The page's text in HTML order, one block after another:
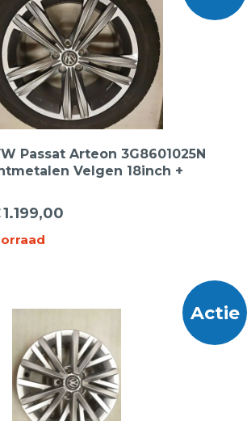
Passat Arteon 3G8601025N
Velgen 18inch +
245 45 18 96W Eco Contact 6
Zomerbanden
1.199,00
Actie